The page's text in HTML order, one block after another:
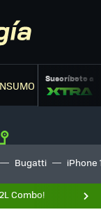
ENERGÉTICO
Suscríbete a
Bugatti iPhone
Combo!